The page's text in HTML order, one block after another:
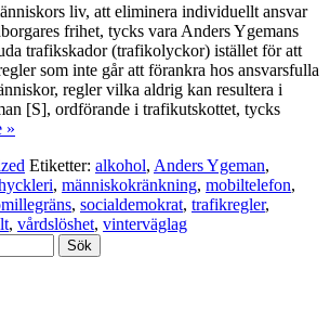
liv, att eliminera individuellt ansvar
frihet, tycks vara Anders Ygemans
trafikskador (trafikolyckor) istället för att
som inte går att förankra hos ansvarsfulla
regler vilka aldrig kan resultera i
[S], ordförande i trafikutskottet, tycks
»
Etiketter: alkohol, Anders Ygeman,
, människokränkning, mobiltelefon,
, socialdemokrat, trafikregler,
, vårdslöshet, vinterväglag